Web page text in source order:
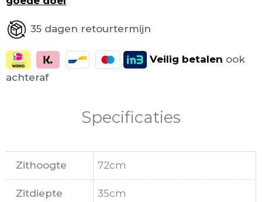
35 dagen retourtermijn
Veilig betalen ook
achteraf
Specificaties
Zithoogte 72cm
Zitdiepte 35cm